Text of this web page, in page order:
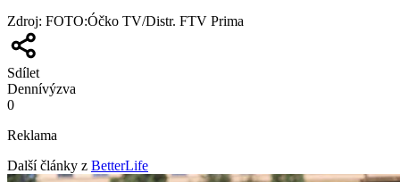
Zdroj: FOTO:Óčko TV/Distr. FTV Prima
Sdílet
Dennívýzva
0
Reklama
Další články z BetterLife